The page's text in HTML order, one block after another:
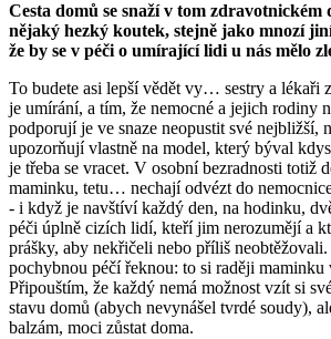
Cesta domů se snaží v tom
nějaký hezký koutek, stejně jako mnozí
že by se v péči o umírající lidi u nás mělo
To budete asi lepší vědět vy… sestry a lékaři
je umírání, a tím, že nemocné a jejich rodiny
podporují je ve snaze neopustit své nejbližší,
upozorňují vlastně na model, který býval
je třeba se vracet. V osobní bezradnosti totiž
maminku, tetu… nechají odvézt do
- i když je navštíví každý den, na hodinku,
péči úplně cizích lidí, kteří jim nerozumějí a
prášky, aby nekřičeli nebo příliš
pochybnou péčí řeknou: to si raději maminku
Připouštím, že každý nemá možnost vzít si
stavu domů (abych nevynášel tvrdé soudy),
balzám, moci zůstat doma.